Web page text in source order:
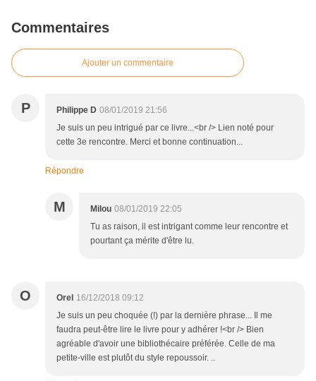
Commentaires
Ajouter un commentaire
P Philippe D 08/01/2019 21:56
Je suis un peu intrigué par ce livre...<br /> Lien noté pour
cette 3e rencontre. Merci et bonne continuation...
Répondre
M Milou 08/01/2019 22:05
Tu as raison, il est intrigant comme leur rencontre et
pourtant ça mérite d'être lu.
O Orel 16/12/2018 09:12
Je suis un peu choquée (!) par la dernière phrase... Il me
faudra peut-être lire le livre pour y adhérer !<br /> Bien
agréable d'avoir une bibliothécaire préférée. Celle de ma
petite-ville est plutôt du style repoussoir. ..